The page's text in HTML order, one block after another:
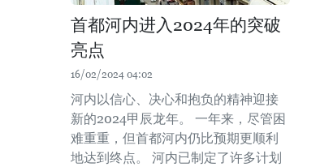
首都河内进入2024年的突破
亮点
16/02/2024 04:02
河内以信心、决心和抱负的精神迎接
新的2024甲辰龙年。 一年来，尽管困
难重重，但首都河内仍比预期更顺利
地达到终点。 河内已制定了许多计划